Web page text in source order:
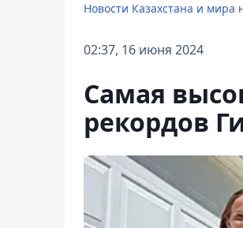
Новости Казахстана и мира
02:37, 16 июня 2024
Самая
рекордов